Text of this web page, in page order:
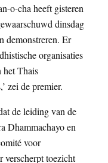
o-cha heeft gisteren
dinsdag
demonstreren. Er
organisaties
het Thais
zei de premier.
de leiding van de
Dhammachayo en
voor
verscherpt toezicht